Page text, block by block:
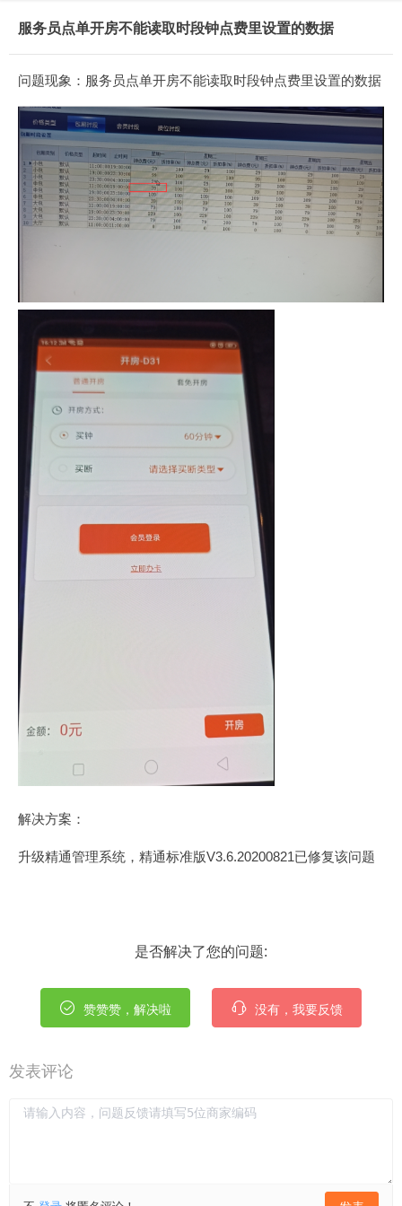
服务员点单开房不能读取时段钟点费里设置的数据
问题现象：服务员点单开房不能读取时段钟点费里设置的数据
解决方案：
升级精通管理系统， 精通标准版V3.6.20200821已修复该问题
是否解决了您的问题:
赞赞赞，解决啦 没有，我要反馈
发表评论